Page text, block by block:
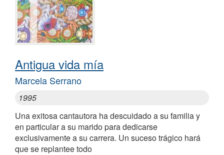
Antigua vida mía
Marcela Serrano
1995
Una exitosa cantautora ha descuidado a su familia y
en particular a su marido para dedicarse
exclusivamente a su carrera. Un suceso trágico hará
que se replantee todo